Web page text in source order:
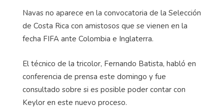
Navas no aparece en la convocatoria de la Selección
de Costa Rica con amistosos que se vienen en la
fecha FIFA ante Colombia e Inglaterra.
El técnico de la tricolor, Fernando Batista, habló en
conferencia de prensa este domingo y fue
consultado sobre si es posible poder contar con
Keylor en este nuevo proceso.